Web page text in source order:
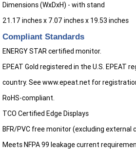
Dimensions (WxDxH) - with stand
21.17 inches x 7.07 inches x 19.53 inches
Compliant Standards
ENERGY STAR certified monitor.
EPEAT Gold registered in the U.S. EPEAT
country. See www.epeat.net for
RoHS-compliant.
TCO Certified Edge Displays
BFR/PVC free monitor (excluding external
Meets NFPA 99 leakage current